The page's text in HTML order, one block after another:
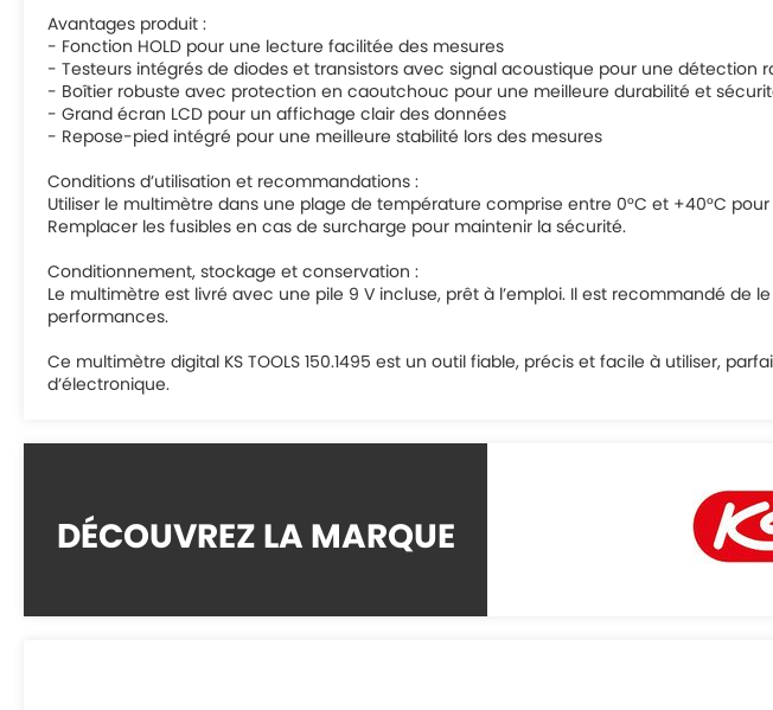
Avantages produit :
- Fonction HOLD pour une lecture facilitée des mesures
- Testeurs intégrés de diodes et transistors avec signal acoustique pour une détection
- Boîtier robuste avec protection en caoutchouc pour une meilleure durabilité et
- Grand écran LCD pour un affichage clair des données
- Repose-pied intégré pour une meilleure stabilité lors des mesures
Conditions d’utilisation et recommandations :
Utiliser le multimètre dans une plage de température comprise entre 0°C et +40°C
Remplacer les fusibles en cas de surcharge pour maintenir la sécurité.
Conditionnement, stockage et conservation :
Le multimètre est livré avec une pile 9 V incluse, prêt à l’emploi. Il est recommandé
performances.
Ce multimètre digital KS TOOLS 150.1495 est un outil fiable, précis et facile à utiliser,
d’électronique.
DÉCOUVREZ LA MARQUE